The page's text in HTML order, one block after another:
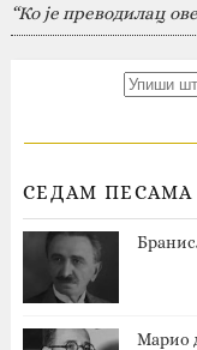
“Ко је преводилац
СЕДАМ
Марио